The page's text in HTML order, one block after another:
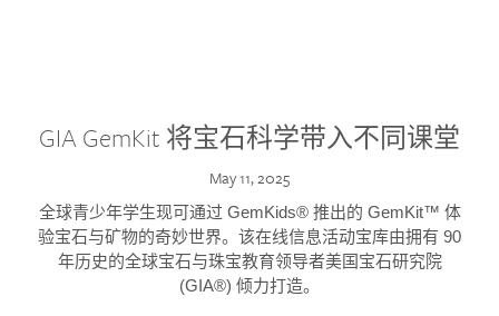
GIA GemKit 将宝石科学带入不同课堂
May 11, 2025
全球青少年学生现可通过 GemKids® 推出的 GemKit™ 体
验宝石与矿物的奇妙世界。该在线信息活动宝库由拥有 90
年历史的全球宝石与珠宝教育领导者美国宝石研究院
(GIA®) 倾力打造。